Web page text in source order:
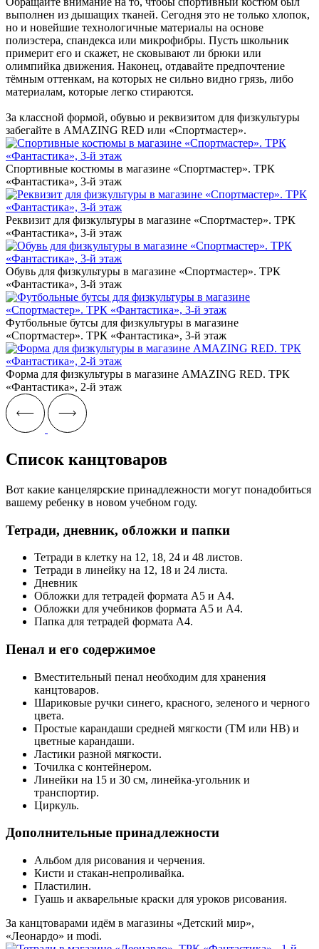
выполнен из дышащих тканей. Сегодня это не только хлопок,
но и новейшие технологичные материалы на основе
полиэстера, спандекса или микрофибры. Пусть школьник
примерит его и скажет, не сковывают ли брюки или
олимпийка движения. Наконец, отдавайте предпочтение
тёмным оттенкам, на которых не сильно видно грязь, либо
материалам, которые легко стираются.
За классной формой, обувью и реквизитом для физкультуры
забегайте в AMAZING RED или «Спортмастер».
Спортивные костюмы в магазине «Спортмастер». ТРК
«‎Фантастика», 3-й этаж
Реквизит для физкультуры в магазине «Спортмастер». ТРК
«‎Фантастика», 3-й этаж
Обувь для физкультуры в магазине «Спортмастер». ТРК
«‎Фантастика», 3-й этаж
Футбольные бутсы для физкультуры в магазине
«Спортмастер». ТРК «‎Фантастика», 3-й этаж
Форма для физкультуры в магазине AMAZING RED. ТРК
«‎Фантастика», 2-й этаж
Список канцтоваров
Вот какие канцелярские принадлежности могут понадобиться
вашему ребенку в новом учебном году.
Тетради, дневник, обложки и папки
Тетради в клетку на 12, 18, 24 и 48 листов.
Тетради в линейку на 12, 18 и 24 листа.
Дневник
Обложки для тетрадей формата А5 и А4.
Обложки для учебников формата А5 и А4.
Папка для тетрадей формата А4.
Пенал и его содержимое
Вместительный пенал необходим для хранения
канцтоваров.
Шариковые ручки синего, красного, зеленого и черного
цвета.
Простые карандаши средней мягкости (ТМ или HB) и
цветные карандаши.
Ластики разной мягкости.
Точилка с контейнером.
Линейки на 15 и 30 см, линейка-угольник и
транспортир.
Циркуль.
Дополнительные принадлежности
Альбом для рисования и черчения.
Кисти и стакан-непроливайка.
Пластилин.
Гуашь и акварельные краски для уроков рисования.
За канцтоварами идём в магазины «Детский мир»,
«Леонардо» и modi.